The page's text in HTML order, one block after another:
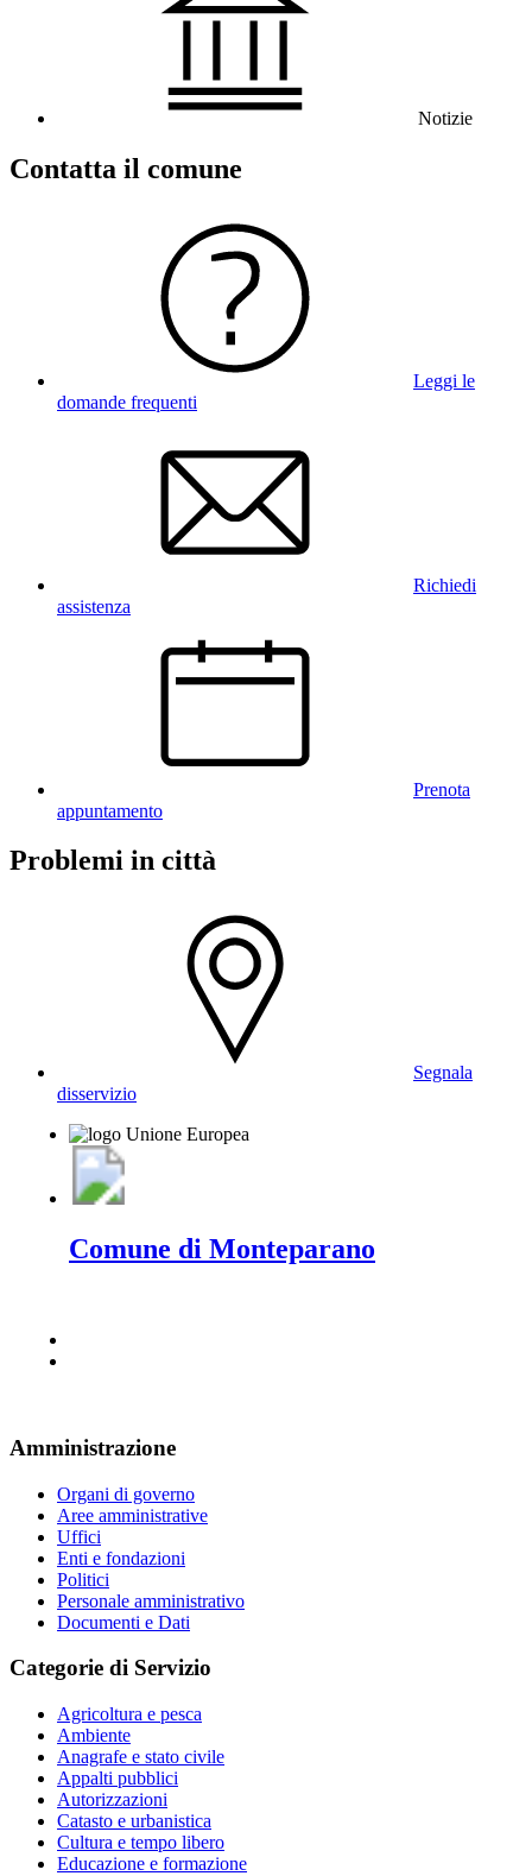
Notizie
Contatta il comune
Leggi le
domande frequenti
Richiedi
assistenza
Prenota
appuntamento
Problemi in città
Segnala
disservizio
Comune di Monteparano
Amministrazione
Organi di governo
Aree amministrative
Uffici
Enti e fondazioni
Politici
Personale amministrativo
Documenti e Dati
Categorie di Servizio
Agricoltura e pesca
Ambiente
Anagrafe e stato civile
Appalti pubblici
Autorizzazioni
Catasto e urbanistica
Cultura e tempo libero
Educazione e formazione